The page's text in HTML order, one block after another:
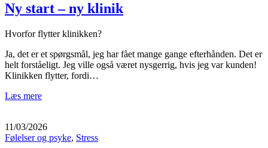
Ny start – ny klinik
Hvorfor flytter klinikken?
Ja, det er et spørgsmål, jeg har fået mange gange efterhånden. Det er
helt forståeligt. Jeg ville også været nysgerrig, hvis jeg var kunden!
Klinikken flytter, fordi…
Læs mere
11/03/2026
Følelser og psyke, Stress